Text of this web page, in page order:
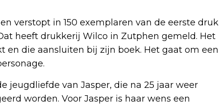
verstopt in 150 exemplaren van de eerste druk
heeft drukkerij Wilco in Zutphen gemeld. Het
die aansluiten bij zijn boek. Het gaat om een
jeugdliefde van Jasper, die na 25 jaar weer
worden. Voor Jasper is haar wens een